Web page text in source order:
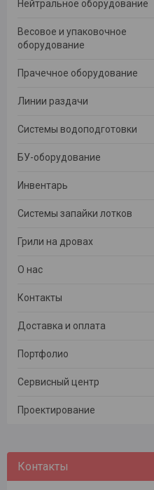
Нейтральное оборудование
Весовое и упаковочное
оборудование
Прачечное оборудование
Линии раздачи
Системы водоподготовки
БУ-оборудование
Инвентарь
Системы запайки лотков
Грили на дровах
О нас
Контакты
Доставка и оплата
Портфолио
Сервисный центр
Проектирование